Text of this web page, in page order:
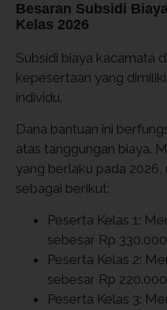
Besaran Subsidi
Kelas 2026
Subsidi biaya kacamata
kepesertaan yang
individu.
Dana bantuan ini
atas tanggungan biaya.
yang berlaku pada 2026,
sebagai berikut:
Peserta Kelas 1:
sebesar Rp
Peserta Kelas 2:
sebesar Rp
Peserta Kelas 3: